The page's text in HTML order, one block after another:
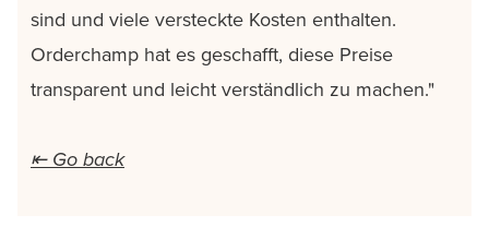
sind und viele versteckte Kosten enthalten.
Orderchamp hat es geschafft, diese Preise
transparent und leicht verständlich zu machen."
⇤ Go back